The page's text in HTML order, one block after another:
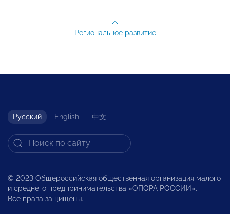
Региональное развитие
Русский English 中文
© 2023 Общероссийская общественная организация малого
и среднего предпринимательства «ОПОРА РОССИИ».
Все права защищены.